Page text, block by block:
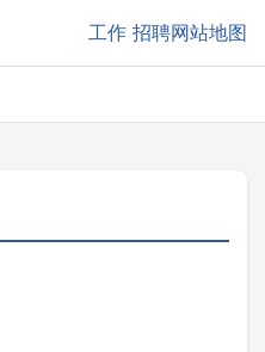
工作 招聘网站地图